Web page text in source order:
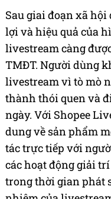
Sau giai đoạn xã
lợi và hiệu quả của
livestream càng
TMĐT. Người dùng
livestream vì tò mò
thành thói quen và
ngày. Với Shopee
dung về sản phẩm
tác trực tiếp với
các hoạt động giải
trong thời gian phát